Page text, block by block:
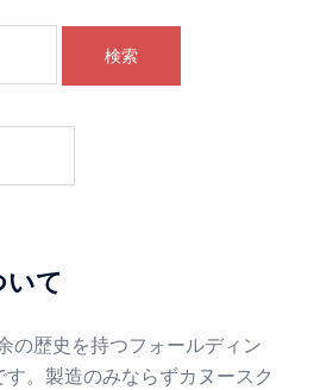
て
の歴史を持つフォールディン
。製造のみならずカヌースク